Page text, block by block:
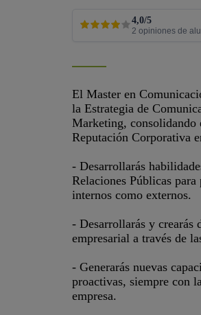
4,0/5
2 opiniones de
El Master en
la Estrategia de
Marketing, consolidando
Reputación Corporativa
- Desarrollarás
Relaciones Públicas
internos como externos.
- Desarrollarás y crearás
empresarial a través de
- Generarás nuevas
proactivas, siempre con
empresa.